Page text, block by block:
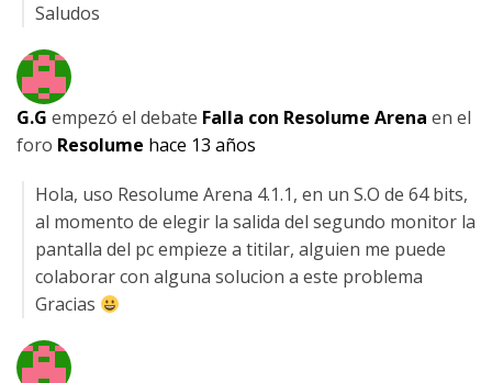
Saludos
G.G empezó el debate Falla con Resolume Arena en el
foro Resolume hace 13 años
Hola, uso Resolume Arena 4.1.1, en un S.O de 64 bits,
al momento de elegir la salida del segundo monitor la
pantalla del pc empieze a titilar, alguien me puede
colaborar con alguna solucion a este problema
Gracias